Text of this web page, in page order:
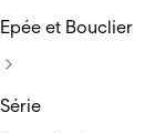
Epée et Bouclier
Série